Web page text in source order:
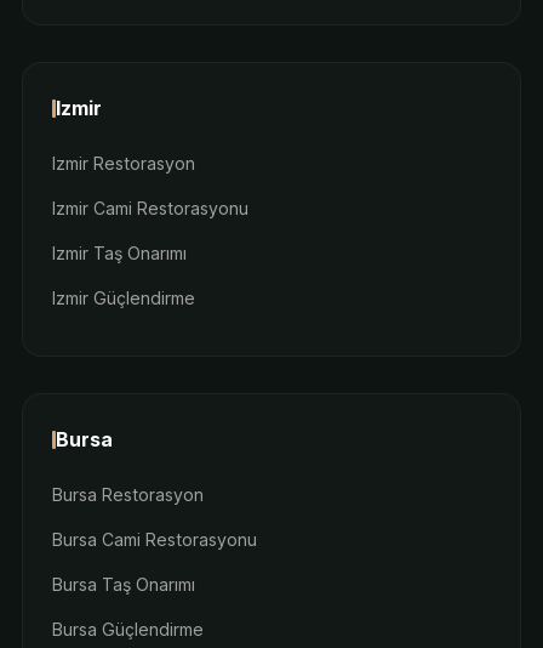
Izmir
Izmir Restorasyon
Izmir Cami Restorasyonu
Izmir Taş Onarımı
Izmir Güçlendirme
Bursa
Bursa Restorasyon
Bursa Cami Restorasyonu
Bursa Taş Onarımı
Bursa Güçlendirme